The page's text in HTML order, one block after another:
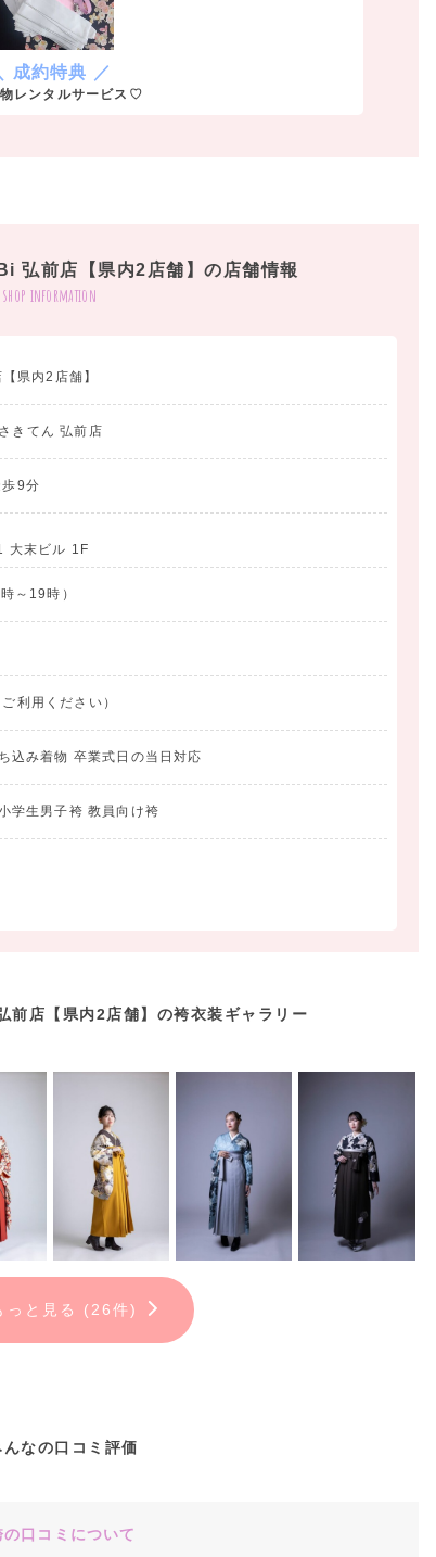
成約特典 ／
レンタルサービス♡
弘前店【県内2店舗】の店舗情報
shop information
県内2店舗】
きてん 弘前店
9分
大末ビル 1F
～19時）
利用ください）
込み着物 卒業式日の当日対応
学生男子袴 教員向け袴
前店【県内2店舗】の袴衣装ギャラリー
っと見る (26件)
んなの口コミ評価
口コミについて